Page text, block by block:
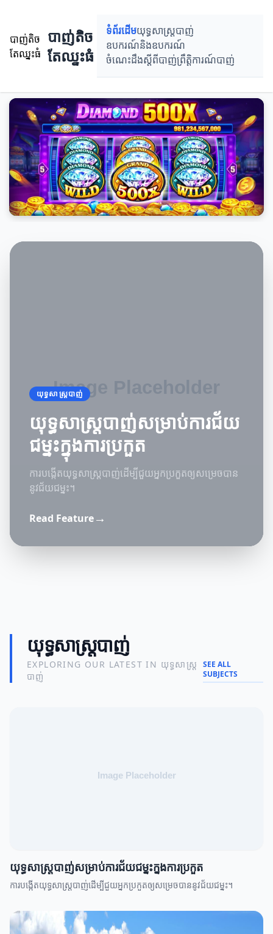
បាញ់តិច
តែឈ្នះធំ
បាញ់តិច
តែឈ្នះធំ
ទំព័រដើមយុទ្ធសាស្ត្របាញ់
ឧបករណ៍និងឧបករណ៍
ចំណេះដឹងស្តីពីបាញ់ព្រឹតិ្តការណ៍បាញ់
យុទ្ធសាស្ត្របាញ់
យុទ្ធសាស្ត្របាញ់សម្រាប់ការជ័យ
ជម្នះក្នុងការប្រកួត
ការបង្កើតយុទ្ធសាស្ត្របាញ់ដើម្បីជួយអ្នកប្រកួតឲ្យសម្រេចបាន
នូវជ័យជម្នះ។
Read Feature→
ឧបករណ៍និងឧបករណ៍ច្នៃប្រឌិតសម្រាប់កែលម្អ
ចំណេះដឹងស្តីពីបាញ់
យុទ្ធសាស្ត្របាញ់
EXPLORING OUR LATEST IN យុទ្ធសាស្ត្រ
បាញ់
SEE ALL
SUBJECTS
យុទ្ធសាស្ត្របាញ់សម្រាប់ការជ័យជម្នះក្នុងការប្រកួត
ការបង្កើតយុទ្ធសាស្ត្របាញ់ដើម្បីជួយអ្នកប្រកួតឲ្យសម្រេចបាននូវជ័យជម្នះ។